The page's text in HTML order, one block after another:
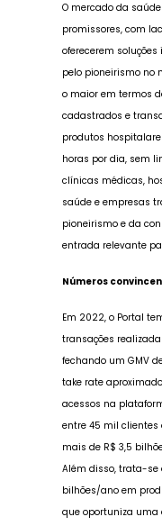
O mercado da
promissores, com
oferecerem
pelo pioneirismo no
o maior em termos
cadastrados e
produtos
horas por dia, sem
clínicas médicas,
saúde e empresas
pioneirismo e da
entrada relevante
Números
Em 2022, o Portal
transações
fechando um GMV
take rate
acessos na
entre 45 mil clientes
mais de R$ 3,5
Além disso, trata-se
bilhões/ano em
que oportuniza uma